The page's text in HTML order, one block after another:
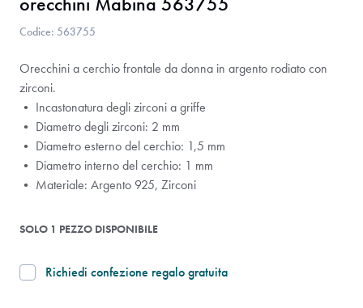
Codice: 563755
Orecchini a cerchio frontale da donna in argento rodiato con
zirconi.
• Incastonatura degli zirconi a griffe
• Diametro degli zirconi: 2 mm
• Diametro esterno del cerchio: 1,5 mm
• Diametro interno del cerchio: 1 mm
• Materiale: Argento 925, Zirconi
SOLO 1 PEZZO DISPONIBILE
Richiedi confezione regalo gratuita